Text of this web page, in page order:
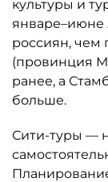
культуры и
январе–июне
россиян, чем
(провинция
ранее, а
больше.
Сити-туры —